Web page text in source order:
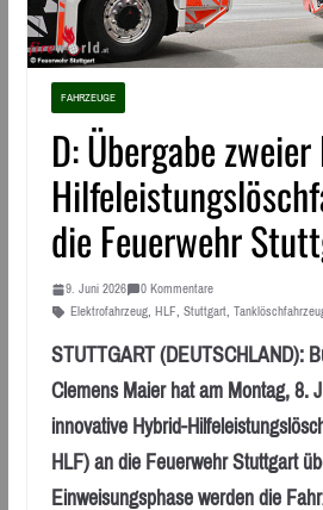
FAHRZEUGE
D: Übergabe
die Feuerwehr
9. Juni 2026
0 Kommentare
Elektrofahrzeug, HLF, Stuttgart,
STUTTGART (DEUTSCHLAND):
Clemens Maier hat am Montag, 8.
innovative Hybrid-
HLF) an die Feuerwehr Stuttgart
Einweisungsphase werden die